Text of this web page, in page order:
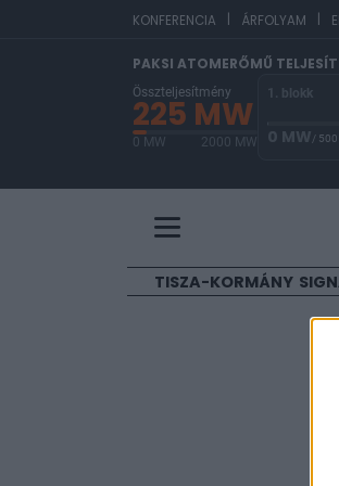
KONFERENCIA | ÁRFOLYAM |
PAKSI ATOMERŐMŰ
Összteljesítmény
225 MW
0 MW 2000 MW
1. blokk
0 MW/ 500
TISZA-KORMÁNY